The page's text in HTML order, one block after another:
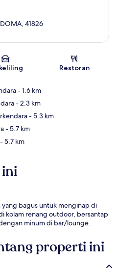
Peta
41826
Restoran
- 1.6 km
- 2.3 km
- 5.3 km
- 5.7 km
- 5.7 km
yang bagus untuk menginap di
kolam renang outdoor, bersantap
minum di bar/lounge.
properti ini